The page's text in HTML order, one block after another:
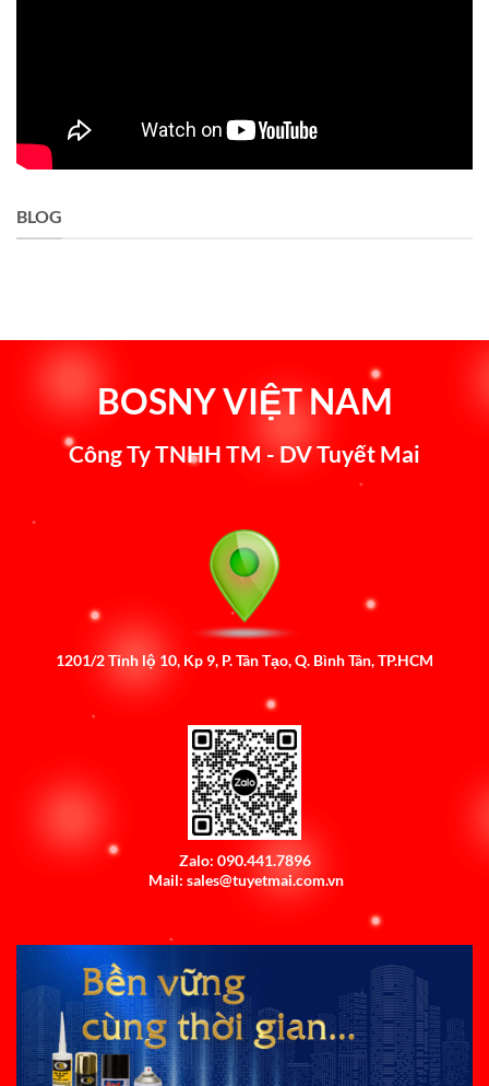
BLOG
BOSNY VIỆT NAM
Công Ty TNHH TM - DV Tuyết Mai
1201/2 Tỉnh lộ 10, Kp 9, P. Tân Tạo, Q. Bình Tân, TP.HCM
Zalo: 090.441.7896
Mail: sales@tuyetmai.com.vn